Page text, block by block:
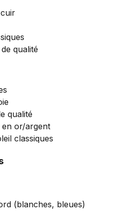
qualité
qualité
en or/argent
classiques
(blanches, bleues)